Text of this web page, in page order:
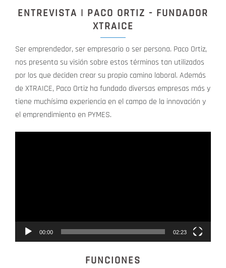
ENTREVISTA | PACO ORTIZ - FUNDADOR
XTRAICE
Ser emprendedor, ser empresario o ser persona. Paco Ortiz,
nos presenta su visión sobre estos términos tan utilizados
por los que deciden crear su propio camino laboral. Además
de XTRAICE, Paco Ortiz ha fundado diversas empresas más y
tiene muchísima experiencia en el campo de la innovación y
el emprendimiento en PYMES.
00:00 02:23
FUNCIONES